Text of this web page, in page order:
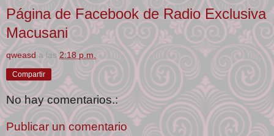
Página de Facebook de Radio Exclusiva
Macusani
qweasd a las2:18 p.m.
Compartir
No hay comentarios.:
Publicar un comentario